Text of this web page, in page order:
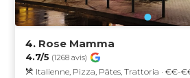
4. Rose Mamma
4.7/5 (1268 avis)
Italienne, Pizza, Pâtes, Trattoria · €€-